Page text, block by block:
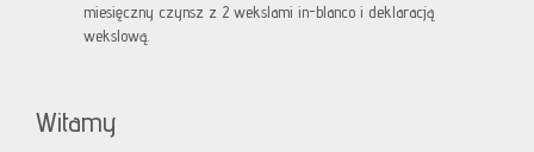
miesięczny czynsz z 2 wekslami in-blanco i deklaracją
wekslową.
Witamy